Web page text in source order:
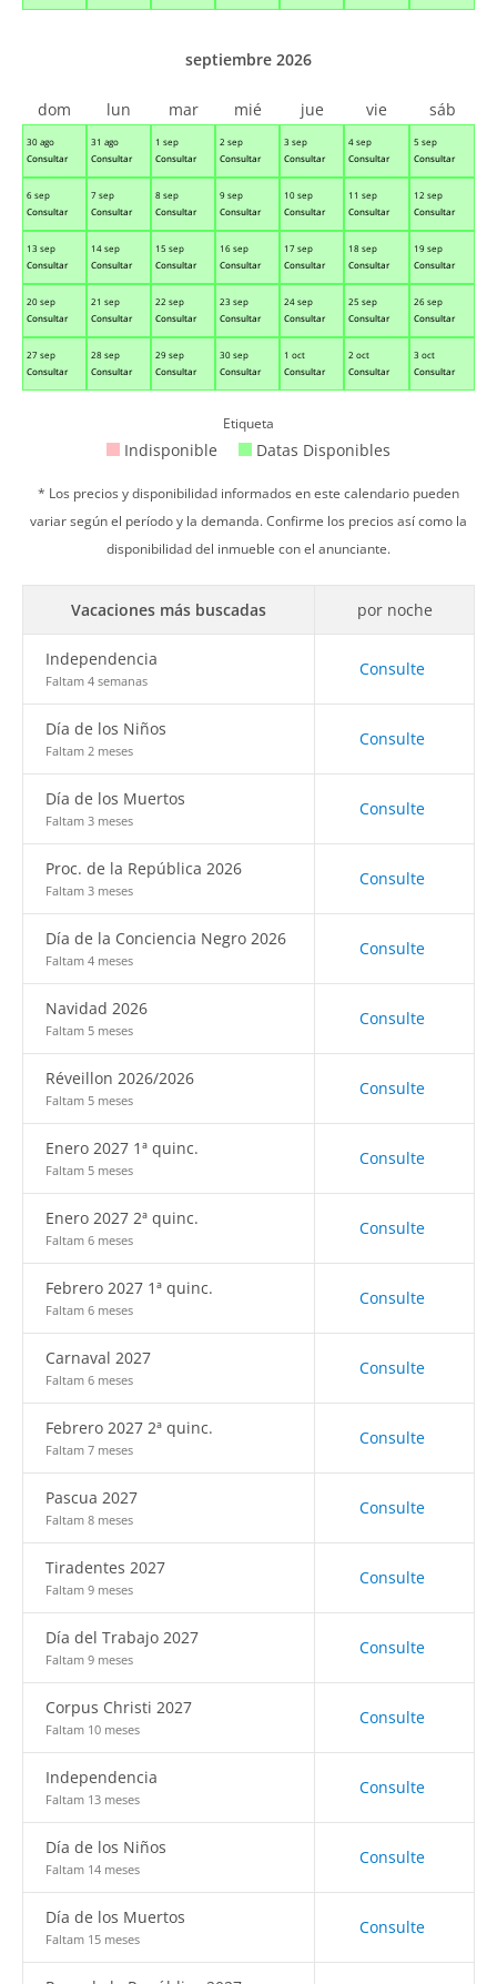
30 ago
Consultar
31 ago
Consultar
1 sep
Consultar
2 sep
Consultar
3 sep
Consultar
4 sep
Consultar
5 sep
Consultar
6 sep
Consultar
7 sep
Consultar
8 sep
Consultar
9 sep
Consultar
10 sep
Consultar
11 sep
Consultar
12 sep
Consultar
13 sep
Consultar
14 sep
Consultar
15 sep
Consultar
16 sep
Consultar
17 sep
Consultar
18 sep
Consultar
19 sep
Consultar
20 sep
Consultar
21 sep
Consultar
22 sep
Consultar
23 sep
Consultar
24 sep
Consultar
25 sep
Consultar
26 sep
Consultar
27 sep
Consultar
28 sep
Consultar
29 sep
Consultar
30 sep
Consultar
1 oct
Consultar
2 oct
Consultar
3 oct
Consultar
septiembre 2026
dom lun mar mié jue vie sáb
Etiqueta
Indisponible Datas Disponibles
* Los precios y disponibilidad informados en este calendario pueden
variar según el período y la demanda. Confirme los precios así como la
disponibilidad del inmueble con el anunciante.
Vacaciones más buscadas por noche
Independencia
Faltam 4 semanas
Consulte
Día de los Niños
Faltam 2 meses
Consulte
Día de los Muertos
Faltam 3 meses
Consulte
Proc. de la República 2026
Faltam 3 meses
Consulte
Día de la Conciencia Negro 2026
Faltam 4 meses
Consulte
Navidad 2026
Faltam 5 meses
Consulte
Réveillon 2026/2026
Faltam 5 meses
Consulte
Enero 2027 1ª quinc.
Faltam 5 meses
Consulte
Enero 2027 2ª quinc.
Faltam 6 meses
Consulte
Febrero 2027 1ª quinc.
Faltam 6 meses
Consulte
Carnaval 2027
Faltam 6 meses
Consulte
Febrero 2027 2ª quinc.
Faltam 7 meses
Consulte
Pascua 2027
Faltam 8 meses
Consulte
Tiradentes 2027
Faltam 9 meses
Consulte
Día del Trabajo 2027
Faltam 9 meses
Consulte
Corpus Christi 2027
Faltam 10 meses
Consulte
Independencia
Faltam 13 meses
Consulte
Día de los Niños
Faltam 14 meses
Consulte
Día de los Muertos
Faltam 15 meses
Consulte